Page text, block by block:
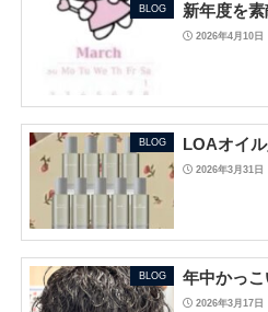
BLOG 新年度を素
2026年4月10日
BLOG LOAオイ
2026年3月31日
BLOG 年中かっ
2026年3月17日